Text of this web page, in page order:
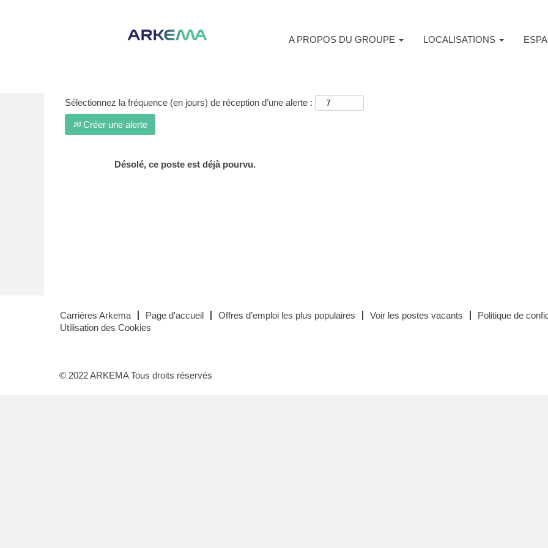
A PROPOS DU GROUPE LOCALISATIONS
Sélectionnez la fréquence (en jours) de réception d’une alerte :
Créer une alerte
Désolé, ce poste est déjà pourvu.
Carrières Arkema Page d'accueil Offres d’emploi les plus populaires Voir les postes vacants
Politique de
Utilisation des Cookies
© 2022 ARKEMA Tous droits réservés